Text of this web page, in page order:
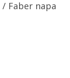
/ Faber napa